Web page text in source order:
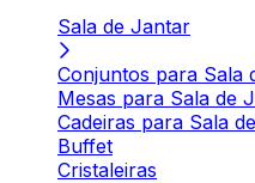
Sala de Jantar
Conjuntos para Sala
Mesas para Sala de
Cadeiras para Sala
Buffet
Cristaleiras